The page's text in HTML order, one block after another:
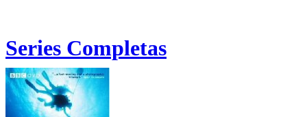
Series Completas